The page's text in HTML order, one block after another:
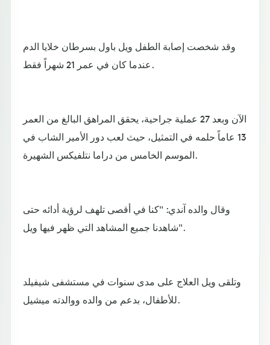
وقد شخصت إصابة الطفل ويل باول بسرطان خلايا الدم
عندما كان في عمر 21 شهراً فقط.
الآن وبعد 27 عملية جراحية، يحقق المراهق البالغ من العمر
13 عاماً حلمه في التمثيل، حيث لعب دور الأمير الشاب في
الموسم الخامس من دراما نتلفيكس الشهيرة.
وقال والده آندي: "كنا في أقصى تلهف لرؤية أدائه حتى
شاهدنا جميع المشاهد التي ظهر فيها ويل".
وتلقى ويل العلاج على مدى سنوات في مستشفى شيفيلد
للأطفال، بدعم من والده ووالدته ميشيل.